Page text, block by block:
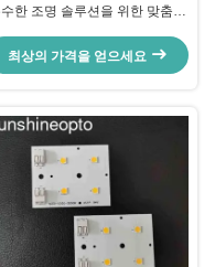
한 조명 솔루션을 위한 맞춤형
최상의 가격을 얻으세요